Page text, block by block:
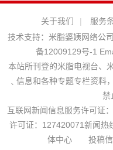
关于我们 | 服务
技术支持： 米脂婆姨网络公司
备12009129号-1
本站所刊登的米脂电视台、
﹑信息和各种专题专栏资料
禁
互联网新闻信息服务许可证
许可证：127420071新闻
体中心 投稿信